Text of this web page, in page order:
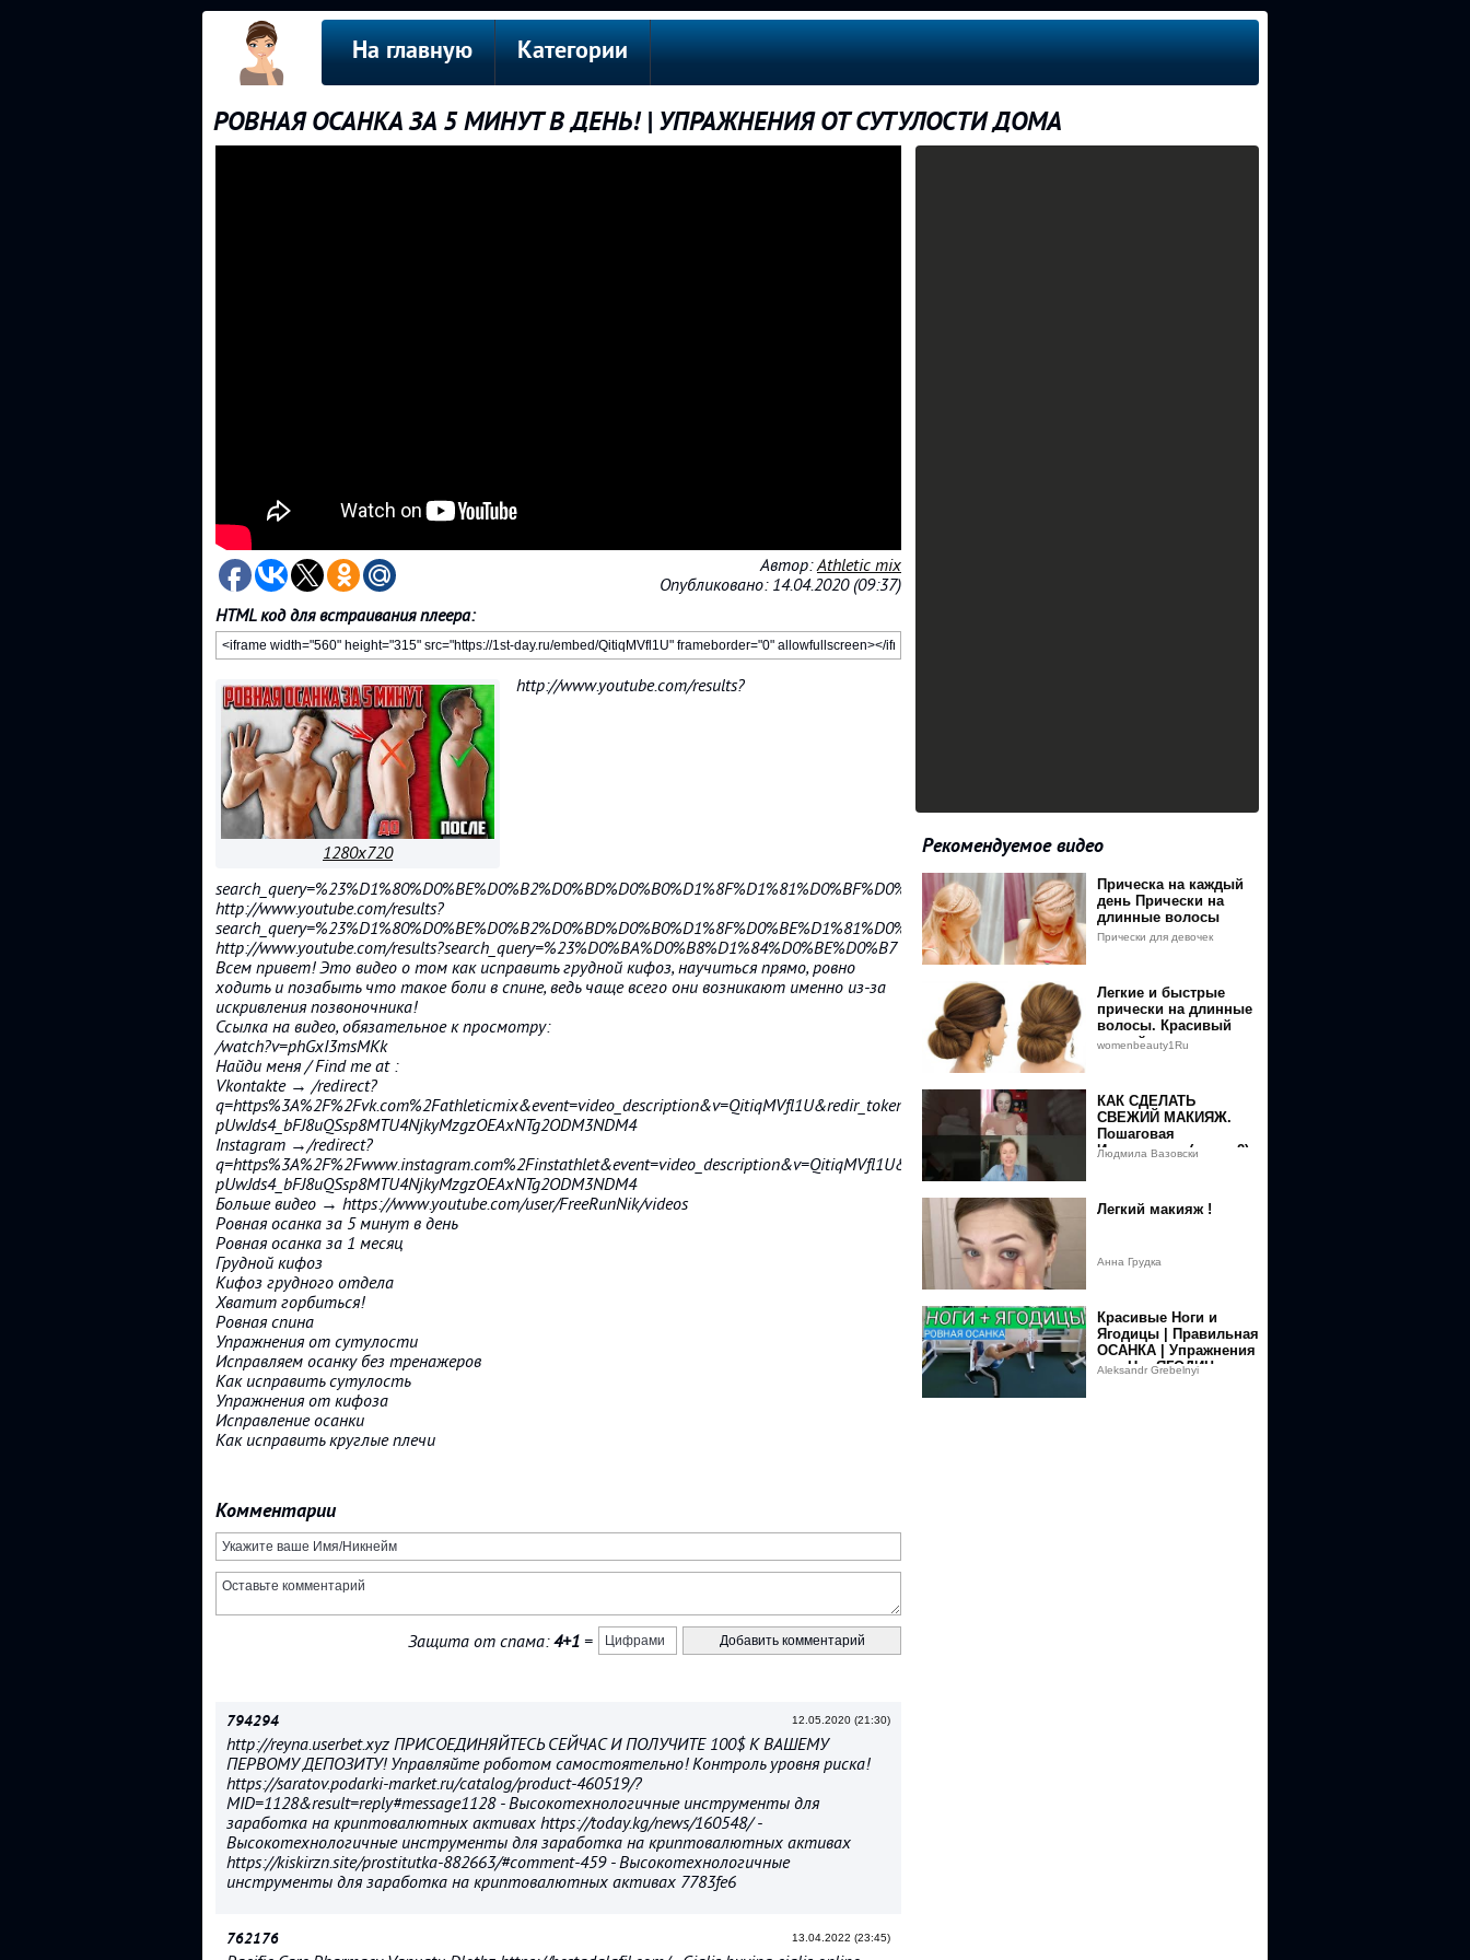
На главную Категории
РОВНАЯ ОСАНКА ЗА 5 МИНУТ В ДЕНЬ! | УПРАЖНЕНИЯ ОТ СУТУЛОСТИ ДОМА
Автор:Athletic mix
Опубликовано: 14.04.2020 (09:37)
HTML код для встраивания плеера:
1280x720
http://www.youtube.com/results?
search_query=%23%D1%80%D0%BE%D0%B2%D0%BD%D0%B0%D1%8F%D1%81%D0%BF%D0%B8%D0%BD%D0%B0
http://www.youtube.com/results?
search_query=%23%D1%80%D0%BE%D0%B2%D0%BD%D0%B0%D1%8F%D0%BE%D1%81%D0%B0%D0%BD%D0%BA%D0%B0
http://www.youtube.com/results?search_query=%23%D0%BA%D0%B8%D1%84%D0%BE%D0%B7
Всем привет! Это видео о том как исправить грудной кифоз, научиться прямо, ровно
ходить и позабыть что такое боли в спине, ведь чаще всего они возникают именно из-за
искривления позвоночника!
Ссылка на видео, обязательное к просмотру:
/watch?v=phGxI3msMKk
Найди меня / Find me at :
Vkontakte → /redirect?
q=https%3A%2F%2Fvk.com%2Fathleticmix&event=video_description&v=QitiqMVfl1U&redir_token=nXYReA453-
pUwJds4_bFJ8uQSsp8MTU4NjkyMzgzOEAxNTg2ODM3NDM4
Instagram →/redirect?
q=https%3A%2F%2Fwww.instagram.com%2Finstathlet&event=video_description&v=QitiqMVfl1U&redir_token=nXYReA453-
pUwJds4_bFJ8uQSsp8MTU4NjkyMzgzOEAxNTg2ODM3NDM4
Больше видео → https://www.youtube.com/user/FreeRunNik/videos
Ровная осанка за 5 минут в день
Ровная осанка за 1 месяц
Грудной кифоз
Кифоз грудного отдела
Хватит горбиться!
Ровная спина
Упражнения от сутулости
Исправляем осанку без тренажеров
Как исправить сутулость
Упражнения от кифоза
Исправление осанки
Как исправить круглые плечи
Комментарии
Защита от спама:4+1 =
794294 12.05.2020 (21:30)
http://reyna.userbet.xyz ПРИСОЕДИНЯЙТЕСЬ СЕЙЧАС И ПОЛУЧИТЕ 100$ К ВАШЕМУ
ПЕРВОМУ ДЕПОЗИТУ! Управляйте роботом самостоятельно! Контроль уровня риска!
https://saratov.podarki-market.ru/catalog/product-460519/?
MID=1128&result=reply#message1128 - Высокотехнологичные инструменты для
заработка на криптовалютных активах https://today.kg/news/160548/ -
Высокотехнологичные инструменты для заработка на криптовалютных активах
https://kiskirzn.site/prostitutka-882663/#comment-459 - Высокотехнологичные
инструменты для заработка на криптовалютных активах 7783fe6
762176 13.04.2022 (23:45)
Рекомендуемое видео
Прическа на каждый
день Прически на
длинные волосы
Прически для девочек
Легкие и быстрые
прически на длинные
волосы. Красивый
низкий пучок
womenbeauty1Ru
КАК СДЕЛАТЬ
СВЕЖИЙ МАКИЯЖ.
Пошаговая
Инструкция. (часть 2)
Людмила Вазовски
Легкий макияж !
Анна Грудка
Красивые Ноги и
Ягодицы | Правильная
ОСАНКА | Упражнения
для Ног ЯГОДИЦ и
Aleksandr Grebelnyi